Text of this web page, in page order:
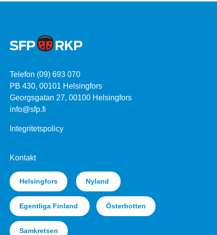
Telefon (09) 693 070
PB 430, 00101 Helsingfors
Georgsgatan 27, 00100 Helsingfors
info@sfp.fi
Integritetspolicy
Kontakt
Helsingfors Nyland
Egentliga Finland Österbotten
Samkretsen